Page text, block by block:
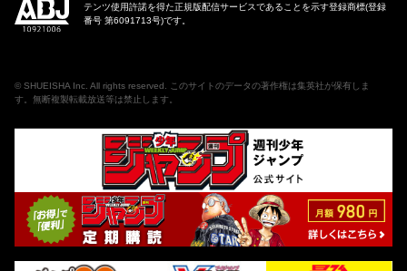
テンツ使用許諾を得た正規版配信サービスであることを示す登録商標(登録
番号 第6091713号)です。
© SHUEISHA Inc . All rights reserved. このサイトのデータの著作権は集英社が保有しま
す。無断複製転載放送等は禁止します。